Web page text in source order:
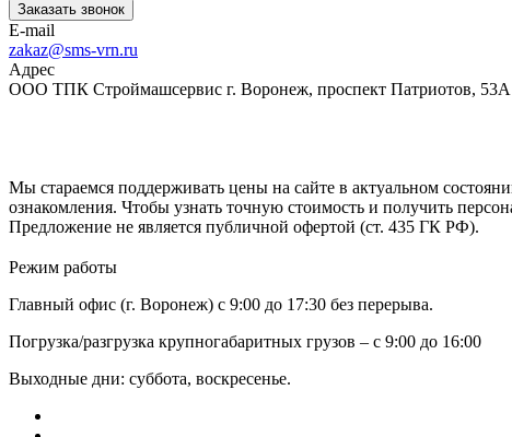
Заказать звонок
E-mail
zakaz@sms-vrn.ru
Адрес
ООО ТПК Строймашсервис г. Воронеж, проспект Патриотов, 53А
Мы стараемся поддерживать цены на сайте в актуальном
ознакомления. Чтобы узнать точную стоимость и получить
Предложение не является публичной офертой (ст. 435 ГК РФ).
Режим работы
Главный офис (г. Воронеж) с 9:00 до 17:30 без перерыва.
Погрузка/разгрузка крупногабаритных грузов – с 9:00 до 16:00
Выходные дни: суббота, воскресенье.